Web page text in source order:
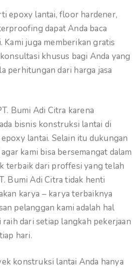
epoxy lantai, floor hardener,
dapat Anda baca
Kami juga memberikan gratis
khusus bagi Anda yang
perhitungan dari harga jasa
Bumi Adi Citra karena
bisnis konstruksi lantai di
lantai. Selain itu dukungan
kami bisa bersemangat dalam
terbaik dari proffesi yang telah
Bumi Adi Citra tidak henti
karya – karya terbaiknya
pelanggan kami adalah hal
dari setiap langkah pekerjaan
hari.
konstruksi lantai Anda hanya